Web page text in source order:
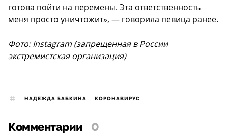
готова пойти на перемены. Эта ответственность
меня просто уничтожит», — говорила певица ранее.
Фото: Instagram (запрещенная в России
экстремистская организация)
НАДЕЖДА БАБКИНА КОРОНАВИРУС
Комментарии 0